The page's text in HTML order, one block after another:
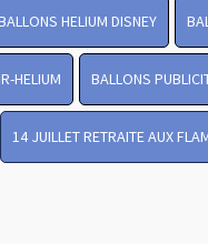
HELIUM DISNEY
HELIUM BALLONS
14 JUILLET RETRAITE AUX